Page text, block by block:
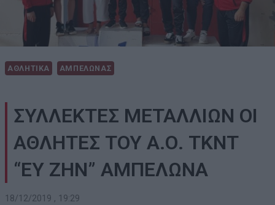
ΑΘΛΗΤΙΚΑ ΑΜΠΕΛΩΝΑΣ
ΣΥΛΛΕΚΤΕΣ ΜΕΤΑΛΛΙΩΝ ΟΙ
ΑΘΛΗΤΕΣ ΤΟΥ Α.Ο. ΤΚΝΤ
“ΕΥ ΖΗΝ” ΑΜΠΕΛΩΝΑ
18/12/2019 , 19:29